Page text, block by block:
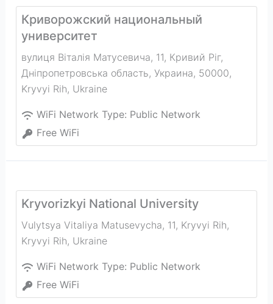
Криворожский национальный
университет
вулиця Віталія Матусевича, 11, Кривий Ріг,
Дніпропетровська область, Украина, 50000,
Kryvyi Rih, Ukraine
WiFi Network Type: Public Network
Free WiFi
Kryvorizkyi National University
Vulytsya Vitaliya Matusevycha, 11, Kryvyi Rih,
Kryvyi Rih, Ukraine
WiFi Network Type: Public Network
Free WiFi